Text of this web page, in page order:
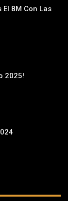
8M Con Las
2025!